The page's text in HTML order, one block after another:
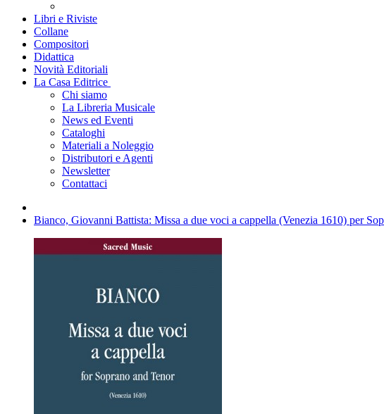
Libri e Riviste
Collane
Compositori
Didattica
Novità Editoriali
La Casa Editrice
Chi siamo
La Libreria Musicale
News ed Eventi
Cataloghi
Materiali a Noleggio
Distributori e Agenti
Newsletter
Contattaci
Bianco, Giovanni Battista: Missa a due voci a cappella (Venezia 1610) per